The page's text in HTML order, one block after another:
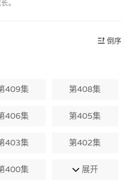
。
倒序
409集 第408集
406集 第405集
403集 第402集
400集 展开